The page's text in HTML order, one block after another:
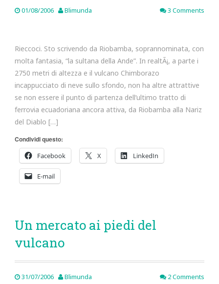
01/08/2006 Blimunda 3 Comments
Rieccoci. Sto scrivendo da Riobamba, soprannominata, con
molta fantasia, “la sultana della Ande”. In realtÃ¡, a parte i
2750 metri di altezza e il vulcano Chimborazo
incappucciato di neve sullo sfondo, non ha altre attrattive
se non essere il punto di partenza dell’ultimo tratto di
ferrovia ecuadoriana ancora attiva, da Riobamba alla Nariz
del Diablo […]
Condividi questo:
Facebook
X LinkedIn
E-mail
Un mercato ai piedi del
vulcano
31/07/2006 Blimunda 2 Comments